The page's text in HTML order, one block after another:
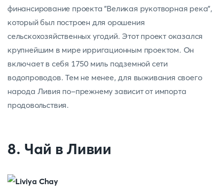
финансирование проекта "Великая рукотворная река",
который был построен для орошения
сельскохозяйственных угодий. Этот проект оказался
крупнейшим в мире ирригационным проектом. Он
включает в себя 1750 миль подземной сети
водопроводов. Тем не менее, для выживания своего
народа Ливия по-прежнему зависит от импорта
продовольствия.
8. Чай в Ливии